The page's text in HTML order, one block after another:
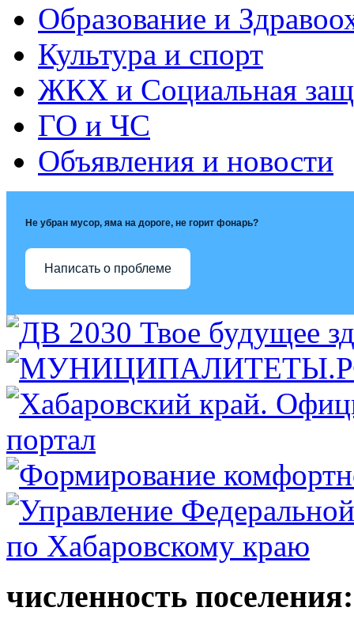
Образование и
Культура и спорт
ЖКХ и Социальная
ГО и ЧС
Объявления и новости
Не убран мусор, яма на дороге, не горит фонарь?
Написать о проблеме
численность поселения: